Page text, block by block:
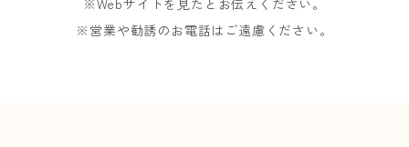
※Webサイトを見たとお伝えください。
※営業や勧誘のお電話はご遠慮ください。